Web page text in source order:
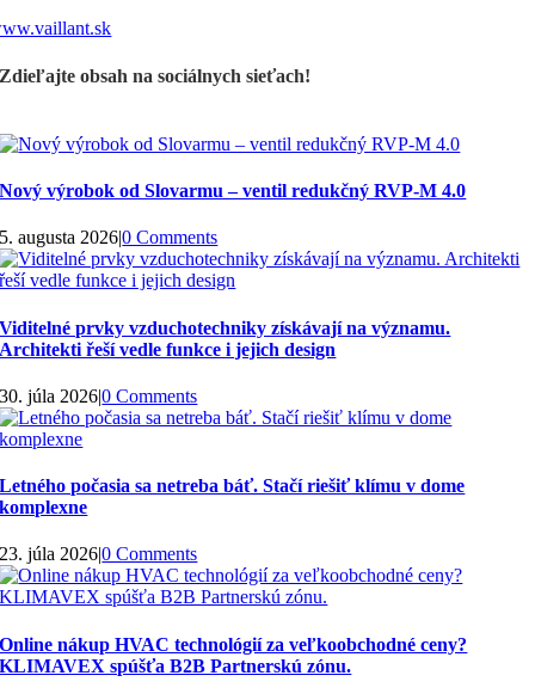
Zdieľajte obsah na sociálnych sieťach!
Nový výrobok od Slovarmu – ventil redukčný RVP-M 4.0
5. augusta 2026|0 Comments
Viditelné prvky vzduchotechniky získávají na významu.
Architekti řeší vedle funkce i jejich design
30. júla 2026|0 Comments
Letného počasia sa netreba báť. Stačí riešiť klímu v dome
komplexne
23. júla 2026|0 Comments
Online nákup HVAC technológií za veľkoobchodné ceny?
KLIMAVEX spúšťa B2B Partnerskú zónu.